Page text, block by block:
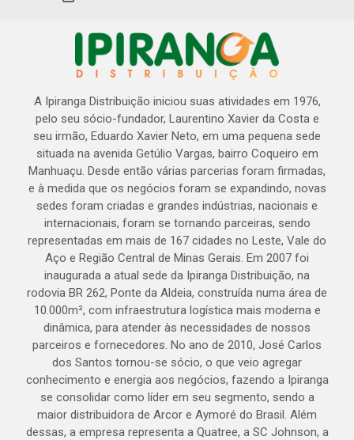
A Ipiranga Distribuição iniciou suas atividades em 1976,
pelo seu sócio-fundador, Laurentino Xavier da Costa e
seu irmão, Eduardo Xavier Neto, em uma pequena sede
situada na avenida Getúlio Vargas, bairro Coqueiro em
Manhuaçu. Desde então várias parcerias foram firmadas,
e à medida que os negócios foram se expandindo, novas
sedes foram criadas e grandes indústrias, nacionais e
internacionais, foram se tornando parceiras, sendo
representadas em mais de 167 cidades no Leste, Vale do
Aço e Região Central de Minas Gerais. Em 2007 foi
inaugurada a atual sede da Ipiranga Distribuição, na
rodovia BR 262, Ponte da Aldeia, construída numa área de
10.000m², com infraestrutura logística mais moderna e
dinâmica, para atender às necessidades de nossos
parceiros e fornecedores. No ano de 2010, José Carlos
dos Santos tornou-se sócio, o que veio agregar
conhecimento e energia aos negócios, fazendo a Ipiranga
se consolidar como líder em seu segmento, sendo a
maior distribuidora de Arcor e Aymoré do Brasil. Além
dessas, a empresa representa a Quatree, a SC Johnson, a